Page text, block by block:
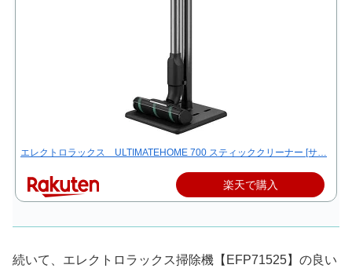
エレクトロラックス ULTIMATEHOME 700 スティッククリーナー [サ…
楽天で購入
続いて、エレクトロラックス掃除機【EFP71525】の良い